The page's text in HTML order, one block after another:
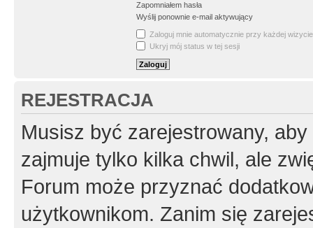
Zapomniałem hasła
Wyślij ponownie e-mail aktywujący
Zaloguj mnie automatycznie przy każdej wizycie
Ukryj mój status w tej sesji
REJESTRACJA
Musisz być zarejestrowany,
zajmuje tylko kilka chwil, ale
Forum może przyznać
użytkownikom. Zanim się